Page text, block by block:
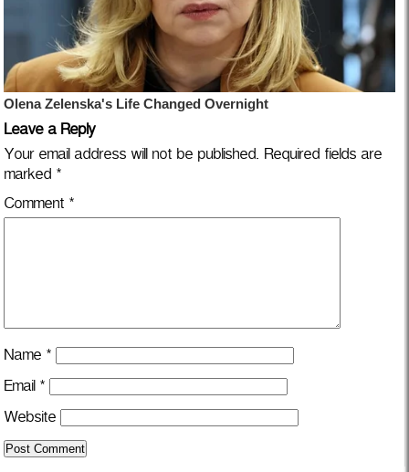
Leave a Reply
Your email address will not be published. Required fields are
marked *
Comment *
Name *
Email *
Website